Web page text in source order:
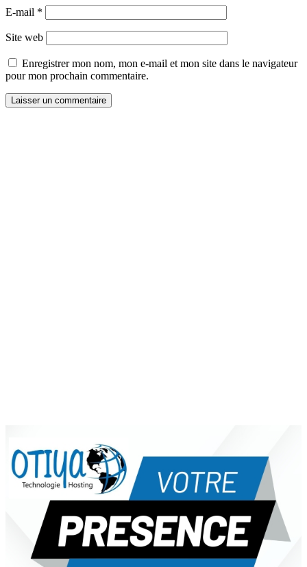
E-mail *
Site web
Enregistrer mon nom, mon e-mail et mon site dans le navigateur
pour mon prochain commentaire.